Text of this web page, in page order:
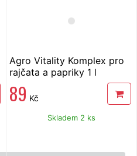
Agro Vitality Komplex pro
rajčata a papriky 1 l
89 Kč
Skladem 2 ks